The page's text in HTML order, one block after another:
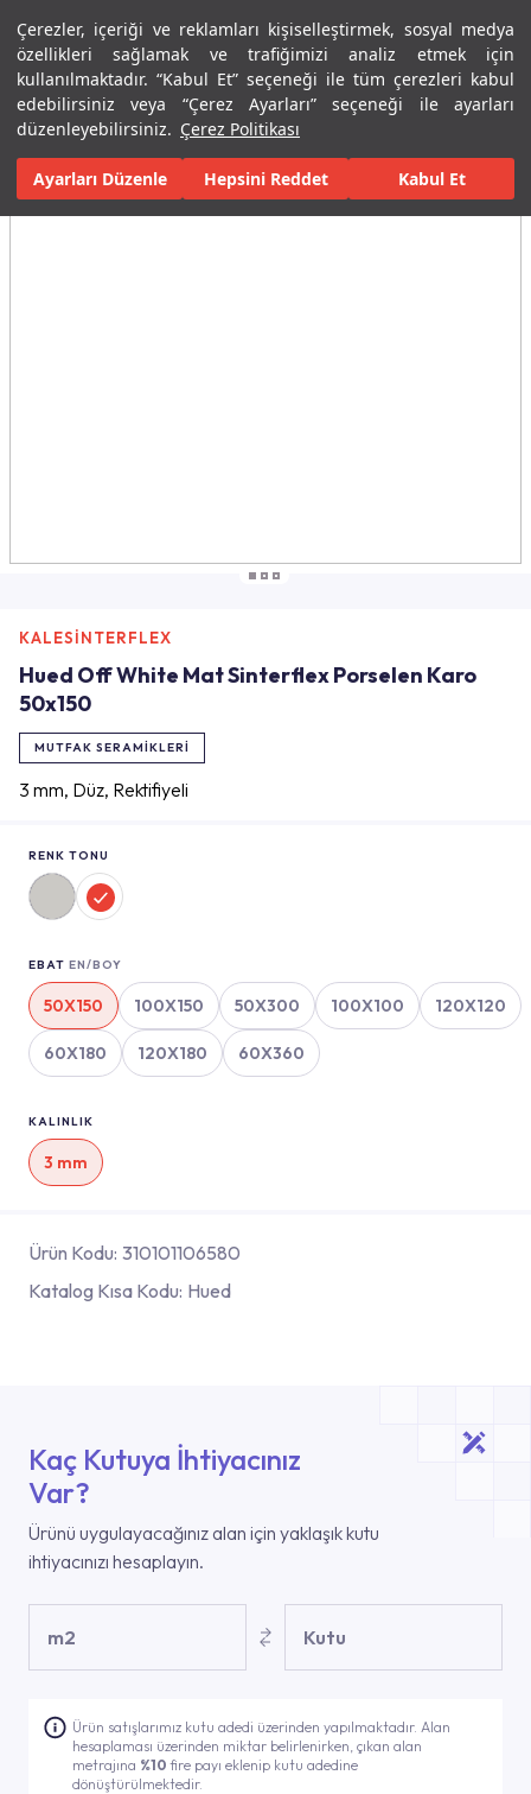
Çerezler, içeriği ve reklamları kişiselleştirmek, sosyal medya
özellikleri sağlamak ve trafiğimizi analiz etmek için
kullanılmaktadır. “Kabul Et” seçeneği ile tüm çerezleri kabul
edebilirsiniz veya “Çerez Ayarları” seçeneği ile ayarları
düzenleyebilirsiniz. Çerez Politikası
Ayarları Düzenle Hepsini Reddet Kabul Et
Menü Menü
Ana Sayfa Karolar Konut İçi Alanlar Mutfak Seramikleri
Tüm Görseller(2)
KALESİNTERFLEX
Hued Off White Mat Sinterflex Porselen Karo
50x150
MUTFAK SERAMIKLERI
3 mm, Düz, Rektifiyeli
RENK TONU
EBAT EN/BOY
50X150 100X150 50X300 100X100 120X120
60X180 120X180 60X360
KALINLIK
3 mm
Ürün Kodu: 310101106580
Katalog Kısa Kodu: Hued
Kaç Kutuya İhtiyacınız
Var?
Ürünü uygulayacağınız alan için yaklaşık kutu
ihtiyacınızı hesaplayın.
m2 Kutu
Ürün satışlarımız kutu adedi üzerinden yapılmaktadır. Alan
hesaplaması üzerinden miktar belirlenirken, çıkan alan
metrajına %10fire payı eklenip kutu adedine
dönüştürülmektedir.